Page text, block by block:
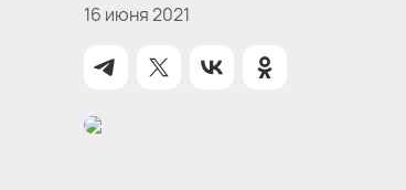
16 июня 2021